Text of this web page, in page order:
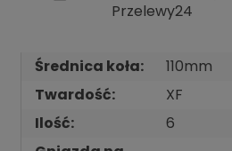
Przelewy24
Średnica koła:
110mm
Twardość:
XF
Ilość:
6